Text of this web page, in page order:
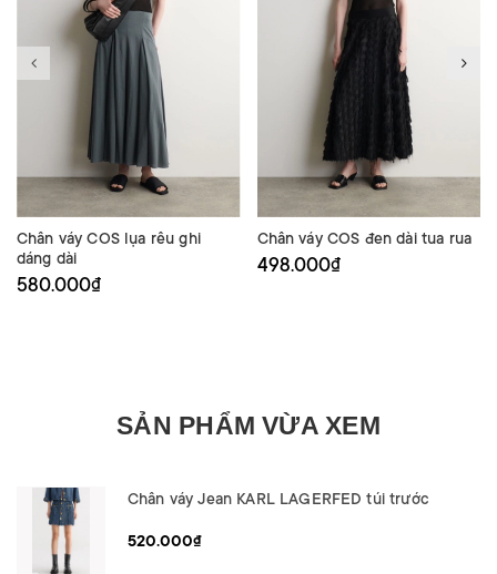
Chân váy COS lụa rêu ghi
dáng dài
580.000₫
Chân váy COS đen dài tua rua
498.000₫
SẢN PHẨM VỪA XEM
Chân váy Jean KARL LAGERFED túi trước
520.000₫